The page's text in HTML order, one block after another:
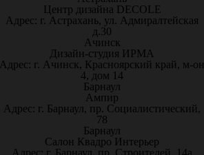
Центр дизайна DECOLE
Адрес: г. Астрахань, ул. Адмиралтейская
д.30
Ачинск
Дизайн-студия ИРМА
Адрес: г. Ачинск, Красноярский край, м-он
4, дом 14
Барнаул
Ампир
Адрес: г. Барнаул, пр. Социалистический,
78
Барнаул
Салон Квадро Интерьер
Адрес: г. Барнаул, пр. Строителей, 14а